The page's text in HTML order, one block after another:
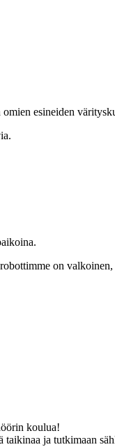
esineiden
on
koulua!
taikinaa ja tutkimaan